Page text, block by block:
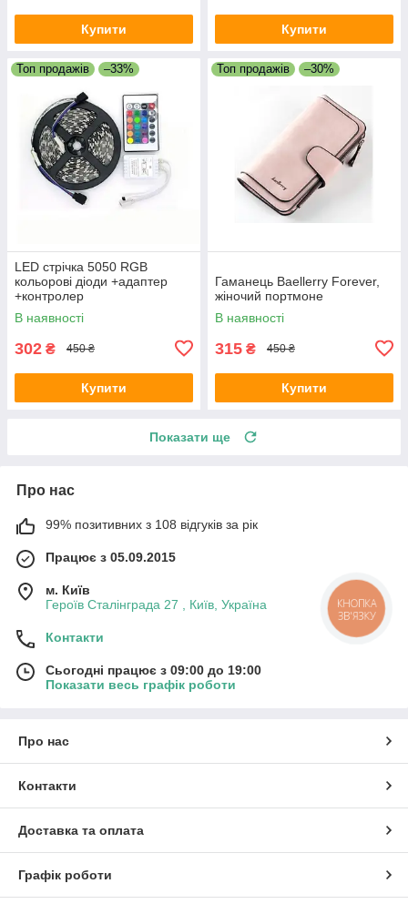
Купити Купити
Топ продажів –33%
LED стрічка 5050 RGB
кольорові діоди +адаптер
+контролер
В наявності
302 ₴ 450 ₴
Купити
Топ продажів –30%
Гаманець Baellerry Forever,
жіночий портмоне
В наявності
315 ₴ 450 ₴
Купити
Показати ще
Про нас
99% позитивних з 108 відгуків за рік
Працює з 05.09.2015
м. Київ
Героїв Сталінграда 27 , Київ, Україна
Контакти
Сьогодні працює з 09:00 до 19:00
Показати весь графік роботи
Про нас
Контакти
Доставка та оплата
Графік роботи
КНОПКА
ЗВ'ЯЗКУ